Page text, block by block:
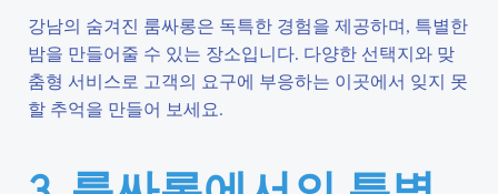
강남의 숨겨진 룸싸롱은 독특한 경험을 제공하며, 특별한
밤을 만들어줄 수 있는 장소입니다. 다양한 선택지와 맞
춤형 서비스로 고객의 요구에 부응하는 이곳에서 잊지 못
할 추억을 만들어 보세요.